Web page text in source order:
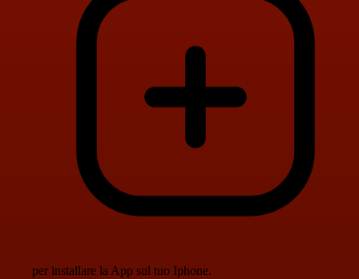
per installare la App sul tuo Iphone.